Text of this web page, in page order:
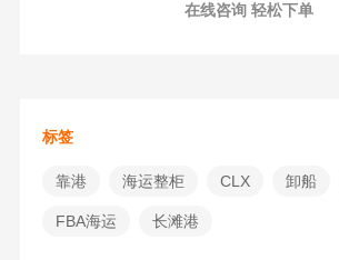
在线咨询 轻松下单
标签
靠港 海运整柜 CLX 卸船
​FBA海运 长滩港